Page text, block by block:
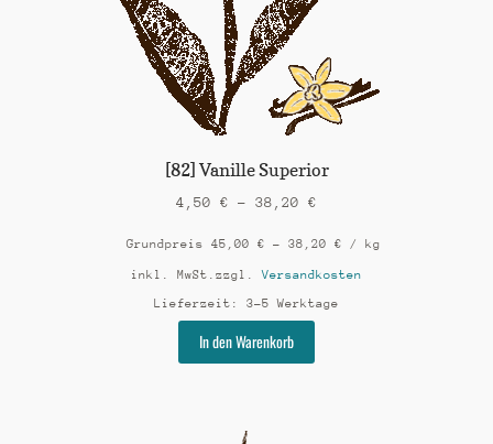
[82] Vanille Superior
4,50 € – 38,20 €
Grundpreis 45,00 € – 38,20 € / kg
inkl. MwSt. zzgl.Versandkosten
Lieferzeit: 3-5 Werktage
In den Warenkorb